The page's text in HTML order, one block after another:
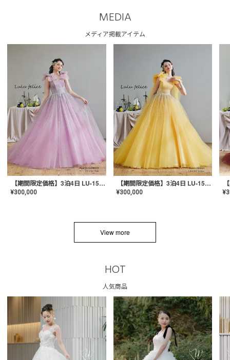
MEDIA
メディア掲載アイテム
【期間限定価格】3泊4日 LU-1501(Pink)
¥300,000
【期間限定価格】3泊4日 LU-1501(Yellow)
¥300,000 ¥
View more
HOT
人気商品